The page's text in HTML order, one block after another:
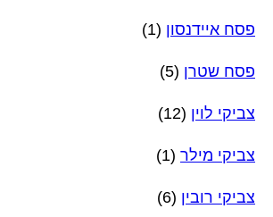
פסח איידנסון (1)
פסח שטרן (5)
צביקי לוין (12)
צביקי מילר (1)
צביקי רובין (6)